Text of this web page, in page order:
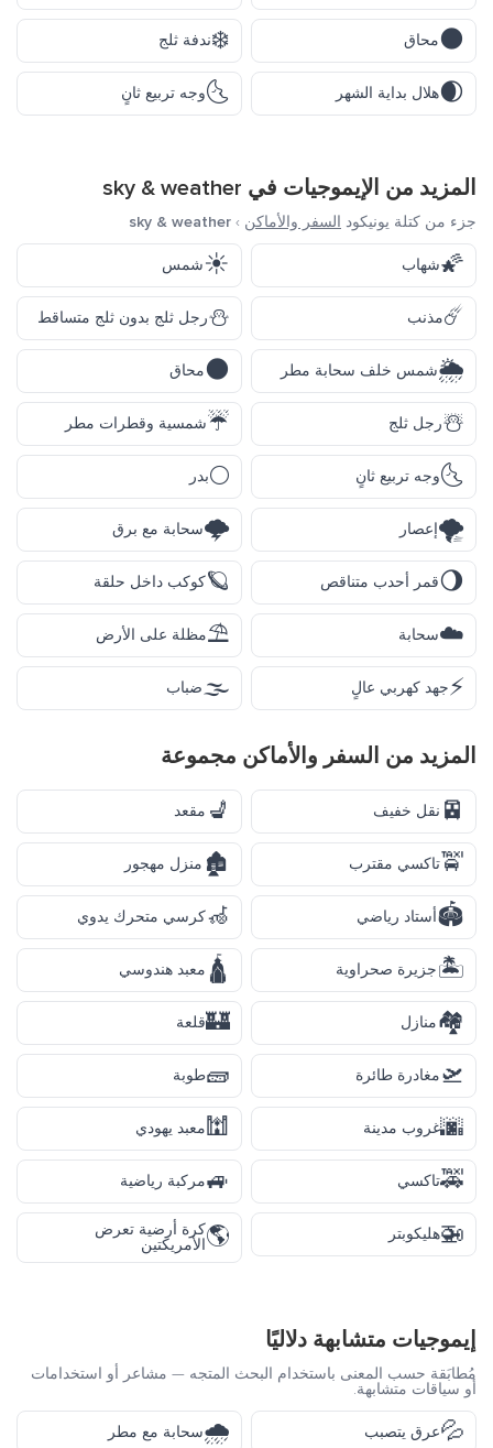
🌑محاق ❄️ندفة ثلج
🌒هلال بداية الشهر 🌜وجه تربيع ثانٍ
المزيد من الإيموجيات في sky & weather
جزء من كتلة يونيكود السفر والأماكن ›
sky & weather
🌠شهاب ☀️شمس
☄️مذنب ⛄رجل ثلج بدون ثلج متساقط
🌦️شمس خلف سحابة مطر 🌑محاق
☃️رجل ثلج ☔شمسية وقطرات مطر
🌜وجه تربيع ثانٍ 🌕بدر
🌪️إعصار 🌩️سحابة مع برق
🌖قمر أحدب متناقص 🪐كوكب داخل حلقة
☁️سحابة ⛱️مظلة على الأرض
⚡جهد كهربي عالٍ 🌫️ضباب
المزيد من السفر والأماكن مجموعة
🚈 نقل خفيف 💺 مقعد
🚖تاكسي مقترب 🏚️ منزل مهجور
🏟️أستاد رياضي 🦽كرسي متحرك يدوي
🏝️جزيرة صحراوية 🛕 معبد هندوسي
🏘️منازل 🏰قلعة
🛫مغادرة طائرة 🧱طوبة
🌆غروب مدينة 🕍معبد يهودي
🚕تاكسي 🚙مركبة رياضية
🚁هليكوبتر 🌎كرة أرضية تعرض
الأمريكتين
إيموجيات متشابهة دلاليًا
مُطابَقة حسب المعنى باستخدام البحث المتجه — مشاعر أو استخدامات
أو سياقات متشابهة.
💦عرق يتصبب 🌧️سحابة مع مطر